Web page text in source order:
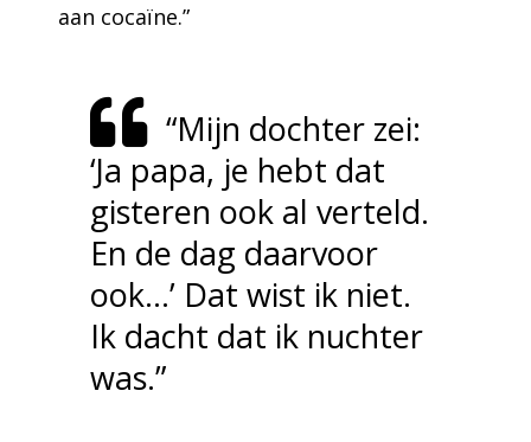
aan cocaïne.”
“Mijn dochter zei:
‘Ja papa, je hebt dat
gisteren ook al verteld.
En de dag daarvoor
ook…’ Dat wist ik niet.
Ik dacht dat ik nuchter
was.”